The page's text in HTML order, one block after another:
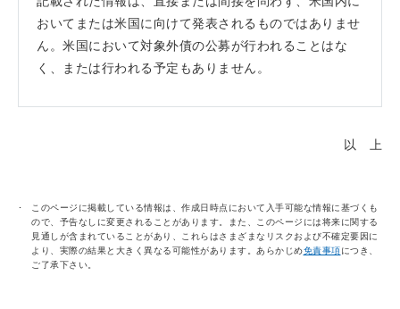
おいてまたは米国に向けて発表されるものではありませ
ん。米国において対象外債の公募が行われることはな
く、または行われる予定もありません。
以 上
このページに掲載している情報は、作成日時点において入手可能な情報に基づくも
ので、予告なしに変更されることがあります。また、このページには将来に関する
見通しが含まれていることがあり、これらはさまざまなリスクおよび不確定要因に
より、実際の結果と大きく異なる可能性があります。あらかじめ免責事項につき、
ご了承下さい。